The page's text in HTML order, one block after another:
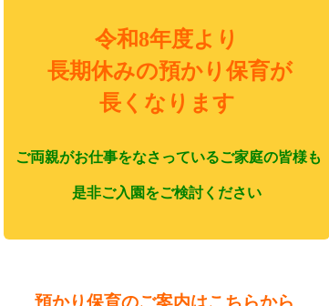
令和8年度より
長期休みの預かり保育が
長くなります
ご両親がお仕事をなさっているご家庭の皆様も
是非ご入園をご検討ください
預かり保育のご案内はこちらから